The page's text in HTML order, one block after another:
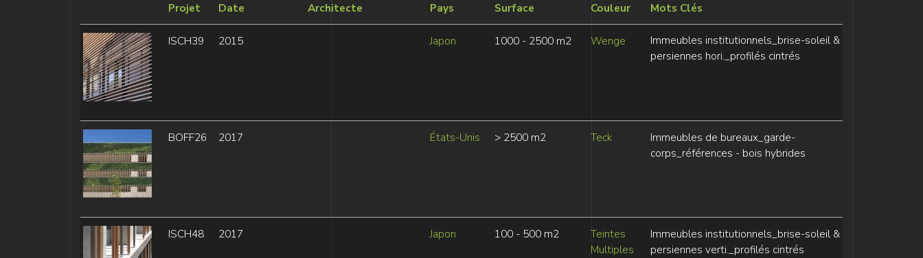
ISCH39 2015 Japon 1000 - 2500 m2 Wenge
Immeubles institutionnels_brise-soleil &
persiennes hori._profilés cintrés
BOFF26 2017 États-Unis > 2500 m2 Teck
Immeubles de bureaux_garde-
corps_références - bois hybrides
ISCH48 2017 Japon 100 - 500 m2
Teintes
Multiples
Immeubles institutionnels_brise-soleil &
persiennes verti._profilés cintrés
Projet Date Architecte Pays Surface Couleur Mots Clés